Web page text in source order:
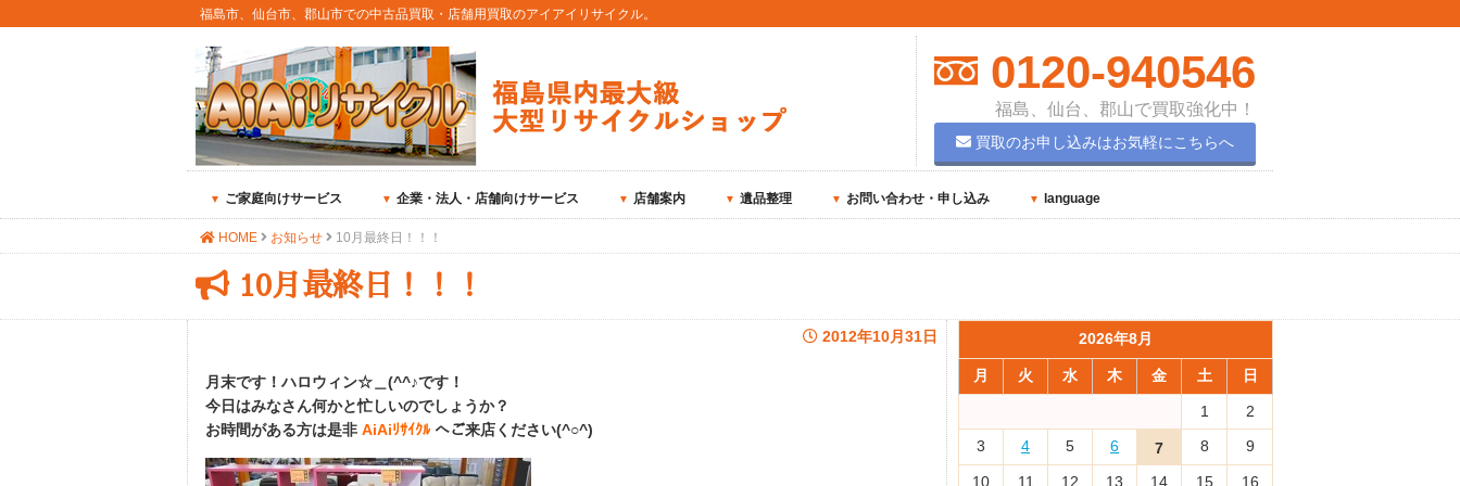
福島市、仙台市、郡山市での中古品買取・店舗用買取のアイアイリサイクル。
0120-940546
福島、仙台、郡山で買取強化中！
買取のお申し込みはお気軽にこちらへ
ご家庭向けサービス 企業・法人・店舗向けサービス 店舗案内 遺品整理 お問い合わせ・申し込み language
HOME お知らせ 10月最終日！！！
10月最終日！！！
2012年10月31日
月末です！ハロウィン☆＿(^^♪です！
今日はみなさん何かと忙しいのでしょうか？
お時間がある方は是非 AiAiﾘｻｲｸﾙ へご来店ください(^○^)
2026年8月
月 火 水 木 金 土 日
1
2
3
4 5 6 7 8 9
10 11 12 13 14 15 16